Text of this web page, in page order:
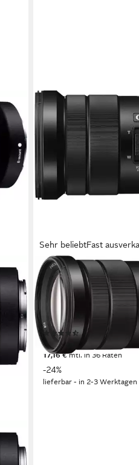
Sehr beliebtFast
SONY
SEL-P18105G E PZ
18 bis 105 mm Brennweite
f4
Lichtstärke
427 g Gewicht
(25)
ab 478,32 € UVP
629,00 €
17,16 €mtl. in 36 Raten
-24%
lieferbar - in 2-3